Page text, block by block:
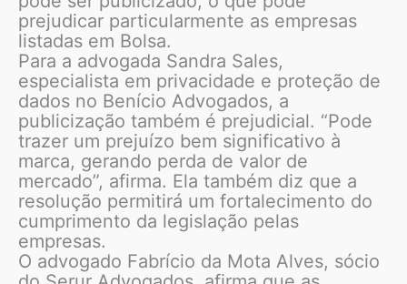
prejudicar particularmente as empresas
listadas em Bolsa.
Para a advogada Sandra Sales,
especialista em privacidade e proteção de
dados no Benício Advogados, a
publicização também é prejudicial. “Pode
trazer um prejuízo bem significativo à
marca, gerando perda de valor de
mercado”, afirma. Ela também diz que a
resolução permitirá um fortalecimento do
cumprimento da legislação pelas
empresas.
O advogado Fabrício da Mota Alves, sócio